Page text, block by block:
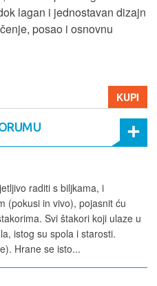
lagan i jednostavan dizajn
posao i osnovnu
KUPI
raditi s biljkama, i
(pokusi in vivo), pojasnit ću
Svi štakori koji ulaze u
istog su spola i starosti.
Hrane se isto...